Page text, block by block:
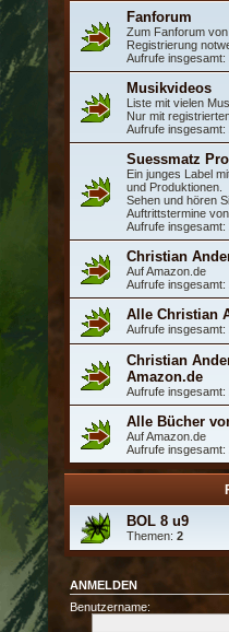
Fanforum
Zum Fanforum
Registrierung
Aufrufe insgesamt:
Musikvideos
Liste mit vielen
Nur mit
Aufrufe insgesamt:
Suessmatz
Ein junges Label
und Produktionen.
Sehen und hören
Auftrittstermine
Aufrufe insgesamt:
Christian
Auf Amazon.de
Aufrufe insgesamt:
Alle Christian
Aufrufe insgesamt:
Christian
Amazon.de
Aufrufe insgesamt:
Alle Bücher
Auf Amazon.de
Aufrufe insgesamt:
BOL 8 u9
Themen: 2
ANMELDEN
Benutzername: